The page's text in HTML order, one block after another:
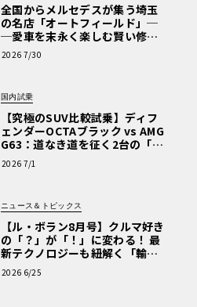
全国からメルセデスが集う埼玉
の名店「オートフィールド」─
─愛車を末永く楽しむ賢い修理
術と、プロがフックス製オイル
を選ぶ理由〈PR〉
2026 7/30
国内試乗
【究極のSUV比較試乗】ディフ
ェンダーOCTAブラック vs AMG
G63：道なき道を征く2台の「対
極的アプローチ」
2026 7/1
ニュース＆トピックス
【ル・ボラン8月号】クルマ好き
の「？」が「！」に変わる！ 最
新テクノロジーも紐解く「輸入
車Q&A」
2026 6/25